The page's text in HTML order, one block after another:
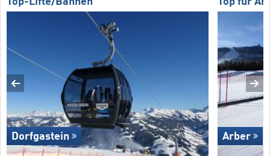
Dorfgastein Arber